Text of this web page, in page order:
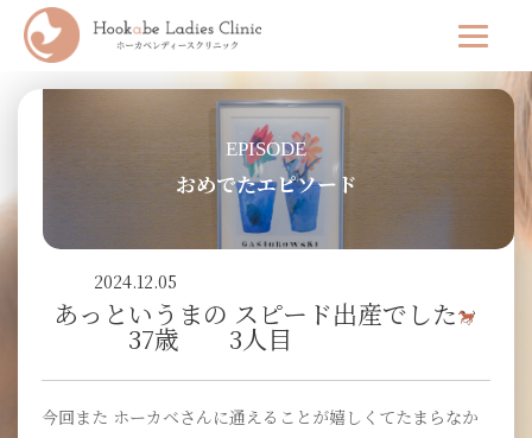
EPISODE
おめでたエピソード
2024.12.05
あっというまの スピード出産でした
37歳 3人目
今回また ホーカベさんに通えることが嬉しくてたまらなか